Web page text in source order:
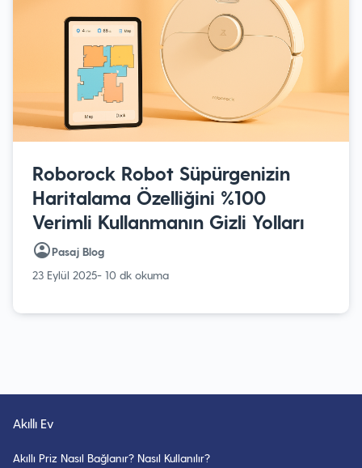
Roborock Robot Süpürgenizin
Haritalama Özelliğini %100
Verimli Kullanmanın Gizli Yolları
Pasaj Blog
23 Eylül 2025- 10 dk okuma
Akıllı Ev
Akıllı Priz Nasıl Bağlanır? Nasıl Kullanılır?